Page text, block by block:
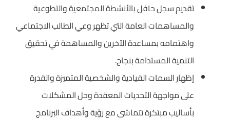
تقديم سجل حافل بالأنشطة المجتمعية والتطوعية
والمساهمات العامة التي تظهر وعي الطالب الاجتماعي
واهتمامه بمساعدة الآخرين والمساهمة في تحقيق
التنمية المستدامة بنجاح.
إظهار السمات القيادية والشخصية المتميزة والقدرة
على مواجهة التحديات المعقدة وحل المشكلات
بأساليب مبتكرة تتماشى مع رؤية وأهداف البرنامج